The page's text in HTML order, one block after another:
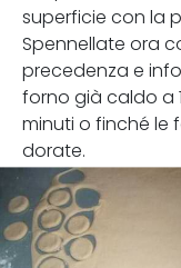
superficie con la
Spennellate ora
precedenza e
forno già caldo a
minuti o finché le
dorate.